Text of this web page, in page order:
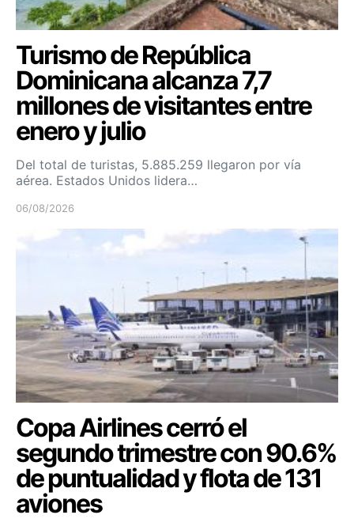
Turismo de República
Dominicana alcanza 7,7
millones de visitantes entre
enero y julio
Del total de turistas, 5.885.259 llegaron por vía
aérea. Estados Unidos lidera…
06/08/2026
Copa Airlines cerró el
segundo trimestre con 90.6%
de puntualidad y flota de 131
aviones